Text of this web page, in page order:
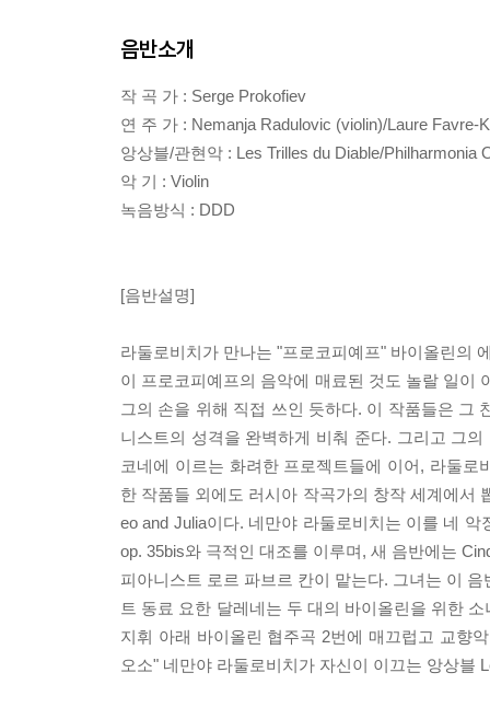
음반소개
작 곡 가 : Serge Prokofiev
연 주 가 : Nemanja Radulovic (violin)/Laure Favre-
앙상블/관현악 : Les Trilles du Diable/Philharmonia
악 기 : Violin
녹음방식 : DDD
[음반설명]
라둘로비치가 만나는 "프로코피예프" 바이올린의
이 프로코피예프의 음악에 매료된 것도 놀랄 일이
그의 손을 위해 직접 쓰인 듯하다. 이 작품들은 그
니스트의 성격을 완벽하게 비춰 준다. 그리고 그
코네에 이르는 화려한 프로젝트들에 이어, 라둘
한 작품들 외에도 러시아 작곡가의 창작 세계에서
eo and Julia이다. 네만야 라둘로비치는 이를 네
op. 35bis와 극적인 대조를 이루며, 새 음반에는
피아니스트 로르 파브르 칸이 맡는다. 그녀는 이
트 동료 요한 달레네는 두 대의 바이올린을 위한
지휘 아래 바이올린 협주곡 2번에 매끄럽고 교향
오소" 네만야 라둘로비치가 자신이 이끄는 앙상블